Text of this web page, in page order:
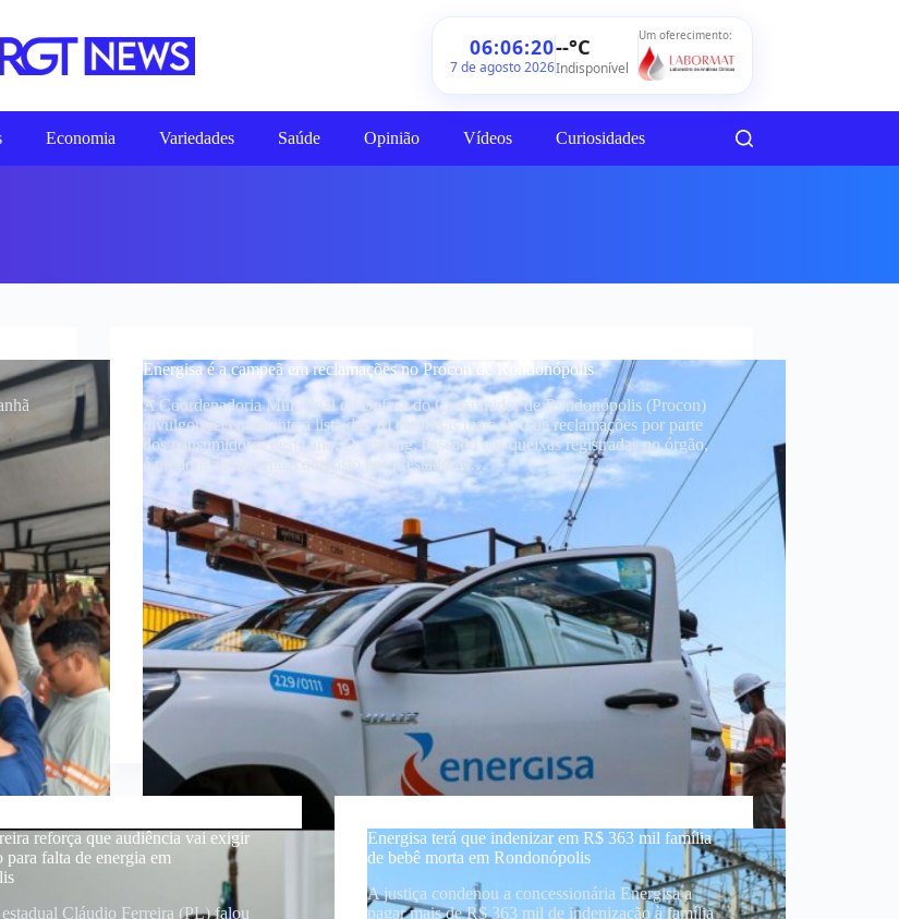
06:06:21
7 de agosto 2026
--°C
Indisponível
Um oferecimento:
Economia Variedades Saúde Opinião Vídeos Curiosidades
Energisa é a campeã em reclamações no Procon de Rondonópolis
A Coordenadoria Municipal de Defesa do Consumidor de Rondonópolis (Procon)
divulgou recentemente a lista das 10 empresas mais alvo de reclamações por parte
dos consumidores neste ano. O ranking, baseado nas queixas registradas no órgão,
é predominantemente composto por prestadoras…
reforça que audiência vai exigir
para falta de energia em
Cláudio Ferreira (PL) falou
Energisa terá que indenizar em R$ 363 mil família
de bebê morta em Rondonópolis
A justiça condenou a concessionária Energisa a
pagar mais de R$ 363 mil de indenização à família